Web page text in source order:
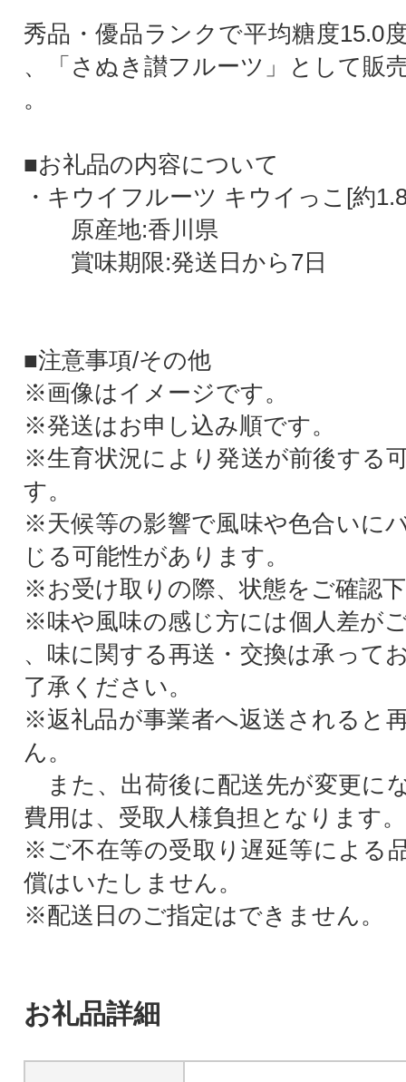
秀品・優品ランクで平均糖度15.0
、「さぬき讃フルーツ」として販
。
■お礼品の内容について
・キウイフルーツ キウイっこ[約
原産地:香川県
賞味期限:発送日から7日
■注意事項/その他
※画像はイメージです。
※発送はお申し込み順です。
※生育状況により発送が前後する
す。
※天候等の影響で風味や色合いに
じる可能性があります。
※お受け取りの際、状態をご確認
※味や風味の感じ方には個人差が
、味に関する再送・交換は承って
了承ください。
※返礼品が事業者へ返送されると
ん。
また、出荷後に配送先が変更に
費用は、受取人様負担となります。
※ご不在等の受取り遅延等による
償はいたしません。
※配送日のご指定はできません。
お礼品詳細